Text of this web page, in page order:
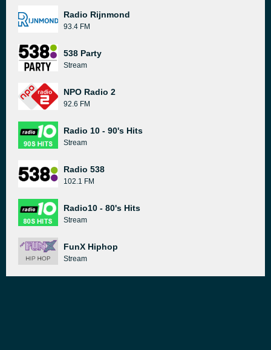
Radio Rijnmond
93.4 FM
538 Party
Stream
NPO Radio 2
92.6 FM
Radio 10 - 90's Hits
Stream
Radio 538
102.1 FM
Radio10 - 80's Hits
Stream
FunX Hiphop
Stream